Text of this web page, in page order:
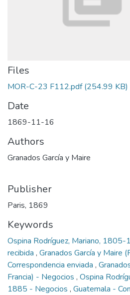
Files
MOR-C-23 F112.pdf(254.99 KB)
Date
1869-11-16
Authors
Granados García y Maire
Publisher
Paris, 1869
Keywords
Ospina Rodríguez, Mariano,
recibida , Granados García y Maire
Correspondencia enviada ,
Francia) - Negocios , Ospina
1885 - Negocios , Guatemala -